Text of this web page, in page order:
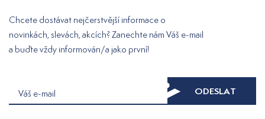
Chcete dostávat nejčerstvější informace o
novinkách, slevách, akcích? Zanechte nám Váš e-mail
a buďte vždy informován/a jako první!
Váš e-mail ODESLAT